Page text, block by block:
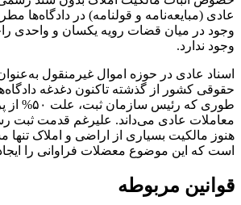
عادی (مبایعه‌نامه و قولنامه) در دادگاه‌ها
وجود در میان قضات رویه یکسان و واحدی
وجود ندارد.
اسناد عادی در حوزه اموال غیرمنقول
حقوقی کشور از گذشته تاکنون دغدغه­
طوری‌ که رئیس
معاملات عادی می‌داند. علی­رغم قدمت ثبت
هنوز مالکیت بسیاری از اراضی و املاک تنها
است که این موضوع معضلات فراوانی را
قوانین مربوطه